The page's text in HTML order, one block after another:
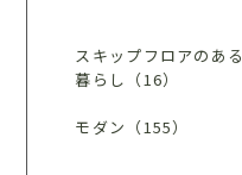
スキップフロアのある
暮らし（16）
モダン（155）